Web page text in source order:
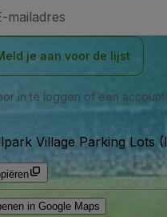
je aan voor de lijst
in te loggen of een
Village Parking Lots
in Google Maps